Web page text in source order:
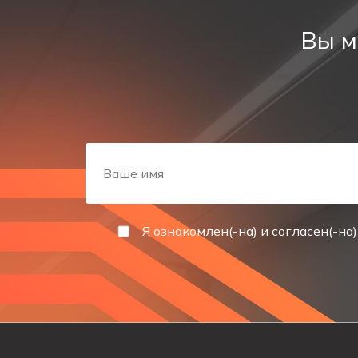
Максимальное время зарядки аккумулятора, ч
Вы
Я ознакомлен(-на) и согласен(-на)